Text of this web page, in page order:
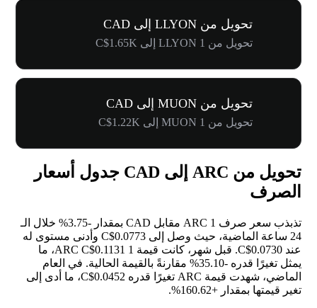
تحويل من LLYON إلى CAD
تحويل من 1 LLYON إلى C$1.65K
تحويل من MUON إلى CAD
تحويل من 1 MUON إلى C$1.22K
تحويل من ARC إلى CAD جدول أسعار
الصرف
تذبذب سعر صرف 1 ARC مقابل CAD بمقدار -3.75%
خلال الـ
24 ساعة الماضية، حيث وصل إلى C$0.0773 وأدنى مستوى له
عند C$0.0730. قبل شهر، كانت قيمة 1 ARC C$0.1131، ما
يمثل تغيرًا قدره -35.10%
مقارنةً بالقيمة الحالية. في العام
الماضي، شهدت قيمة ARC تغيرًا قدره C$0.0452، ما أدى إلى
تغير قيمتها بمقدار +160.62%
.